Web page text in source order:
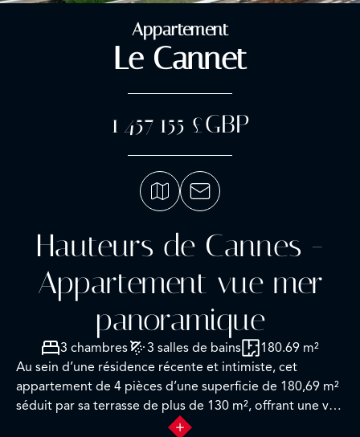
Appartement
Le Cannet
1 457 155 £GBP
Hauteurs de Cannes -
Appartement vue mer
panoramique
3 chambres 3 salles de bains
180.69 m²
Au sein d’une résidence récente et intimiste, cet
appartement de 4 pièces d’une superficie de 180,69 m²
séduit par sa terrasse de plus de 130 m², offrant une vue
panoramique sur la baie de Cannes jusqu’à la